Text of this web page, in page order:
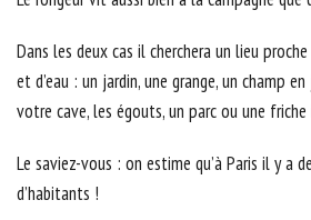
Dans les deux cas il cherchera un lieu
et d’eau : un jardin, une grange, un champ
votre cave, les égouts, un parc ou une
Le saviez-vous : on estime qu’à Paris il y a
d’habitants !